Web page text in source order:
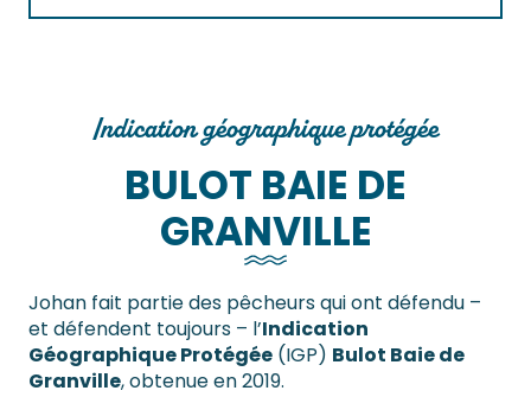
Indication géographique protégée
BULOT BAIE DE
GRANVILLE
Johan fait partie des pêcheurs qui ont défendu –
et défendent toujours – l’Indication
Géographique Protégée (IGP) Bulot Baie de
Granville, obtenue en 2019.